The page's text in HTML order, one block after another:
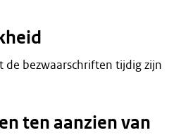
de bezwaarschriften tijdig zijn
ten aanzien van